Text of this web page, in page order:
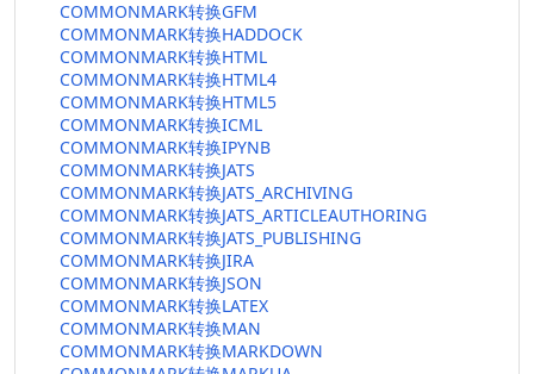
COMMONMARK转换GFM
COMMONMARK转换HADDOCK
COMMONMARK转换HTML
COMMONMARK转换HTML4
COMMONMARK转换HTML5
COMMONMARK转换ICML
COMMONMARK转换IPYNB
COMMONMARK转换JATS
COMMONMARK转换JATS_ARCHIVING
COMMONMARK转换JATS_ARTICLEAUTHORING
COMMONMARK转换JATS_PUBLISHING
COMMONMARK转换JIRA
COMMONMARK转换JSON
COMMONMARK转换LATEX
COMMONMARK转换MAN
COMMONMARK转换MARKDOWN